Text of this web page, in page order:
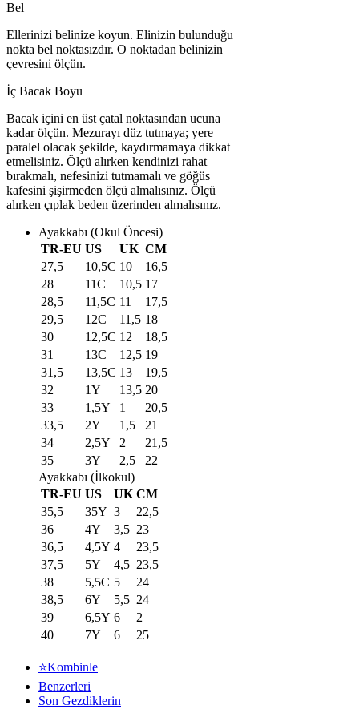
Bel
Ellerinizi belinize koyun. Elinizin bulunduğu
nokta bel noktasızdır. O noktadan belinizin
çevresini ölçün.
İç Bacak Boyu
Bacak içini en üst çatal noktasından ucuna
kadar ölçün. Mezurayı düz tutmaya; yere
paralel olacak şekilde, kaydırmamaya dikkat
etmelisiniz. Ölçü alırken kendinizi rahat
bırakmalı, nefesinizi tutmamalı ve göğüs
kafesini şişirmeden ölçü almalısınız. Ölçü
alırken çıplak beden üzerinden almalısınız.
Ayakkabı (Okul Öncesi)
TR-EU US UK CM
27,5
10,5C 10
16,5
28
11C 10,5 17
28,5
11,5C 11
17,5
29,5
12C 11,5 18
30
12,5C 12
18,5
31
13C 12,5 19
31,5
13,5C 13
19,5
32
1Y 13,5 20
33
1,5Y 1
20,5
33,5
2Y 1,5
21
34
2,5Y 2
21,5
35
3Y 2,5
22
Ayakkabı (İlkokul)
TR-EU US UK CM
35,5
35Y 3
22,5
36
4Y 3,5 23
36,5
4,5Y 4
23,5
37,5
5Y 4,5 23,5
38
5,5C 5
24
38,5
6Y 5,5 24
39
6,5Y 6
2
40
7Y 6 25
⭐Kombinle
Benzerleri
Son Gezdiklerin